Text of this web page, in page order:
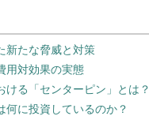
たな脅威と対策
用対効果の実態
る「センターピン」とは？
に投資しているのか？